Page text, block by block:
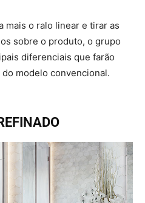
mais o ralo linear e tirar as
sobre o produto, o grupo
diferenciais que farão
modelo convencional.